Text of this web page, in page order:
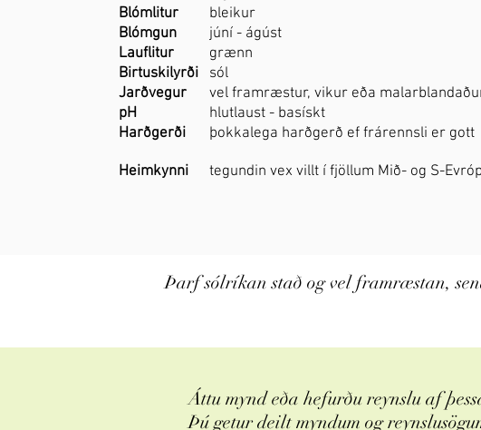
Blómlitur
bleikur
Blómgun
júní - ágúst
Lauflitur
grænn
Birtuskilyrði
sól
Jarðvegur
vel framræstur, vikur eða
pH
hlutlaust - basískt
Harðgerði
þokkalega harðgerð ef frárennsli er gott
Heimkynni tegundin vex villt í fjöllum Mið- og S-
Þarf sólríkan stað og vel framræstan,
Áttu mynd eða hefurðu reynslu af
Þú getur deilt myndum og